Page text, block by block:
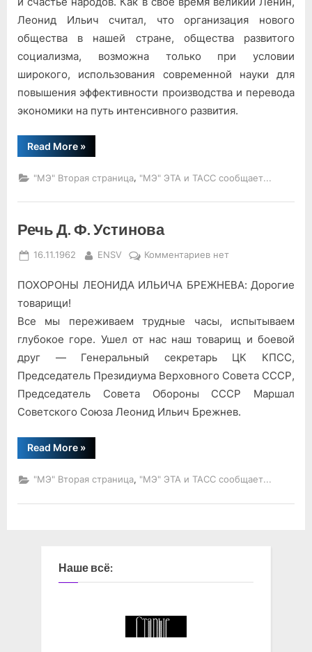
Леонид Ильич считал, что организация нового
общества в нашей стране, общества развитого
социализма, возможна только при условии
широкого, использования современной науки для
повышения эффективности производства и перевода
экономики на путь интенсивного развития.
Read More“Речь
А.
Александрова”
»
"МЭ" Вторая страница, "МЭ" ЭТА и ТАСС сообщает...
Речь Д. Ф. Устинова
Posted
16.11.1962 By
ENSV Комментариевк
Речь
нет
ПОХОРОНЫ ЛЕОНИДА ИЛЬИЧА БРЕЖНЕВА: Дорогие
товарищи!
Все мы переживаем трудные часы, испытываем
глубокое горе. Ушел от нас наш товарищ и боевой
друг — Генеральный секретарь ЦК КПСС,
Председатель Президиума Верховного Совета СССР,
Председатель Совета Обороны СССР Маршал
Советского Союза Леонид Ильич Брежнев.
Read More“Речь
Д.
Устинова”
»
"МЭ" Вторая страница, "МЭ" ЭТА и ТАСС сообщает...
Наше всё: